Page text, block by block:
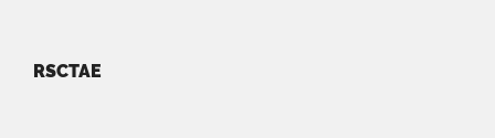
RSCTAE